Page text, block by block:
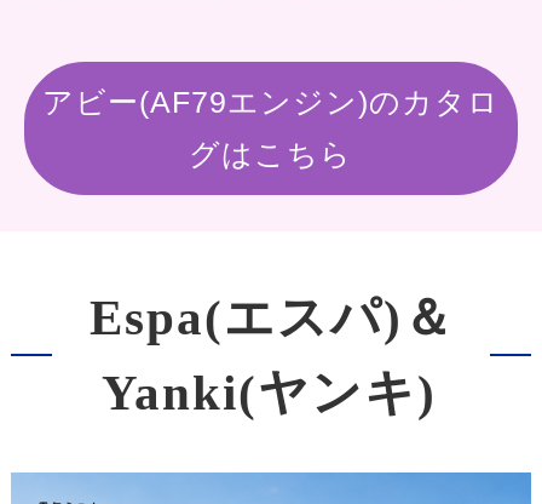
アビー(AF79エンジン)のカタロ
グはこちら
Espa(エスパ)＆
Yanki(ヤンキ)